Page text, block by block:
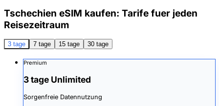
Tschechien eSIM kaufen: Tarife fuer jeden
Reisezeitraum
3 tage 7 tage 15 tage 30 tage
Premium
3 tage Unlimited
Sorgenfreie Datennutzung